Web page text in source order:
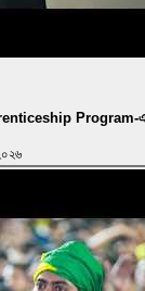
Program-এর